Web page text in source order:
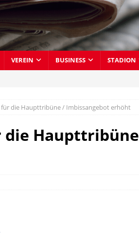
VEREIN BUSINESS STADION
die Haupttribüne / Imbissangebot erhöht
die Haupttribüne